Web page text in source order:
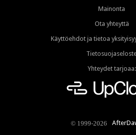
Mainonta
Ota yhteyttä
Käyttöehdot ja tietoa
Yhteydet tarjoaa:
© 1999-2026